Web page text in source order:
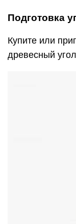
Подготовка
Купите или
древесный